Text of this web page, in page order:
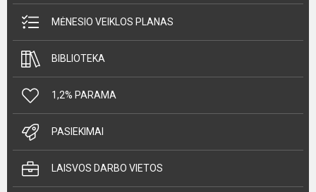
MĖNESIO VEIKLOS PLANAS
BIBLIOTEKA
1,2% PARAMA
PASIEKIMAI
LAISVOS DARBO VIETOS